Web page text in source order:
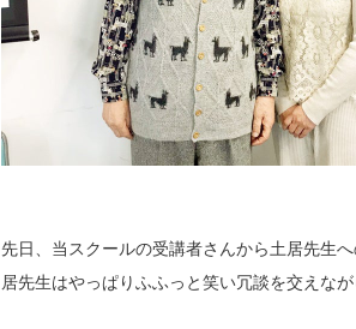
先日、当スクールの受講者さんから土居先生
居先生はやっぱりふふっと笑い冗談を交えな